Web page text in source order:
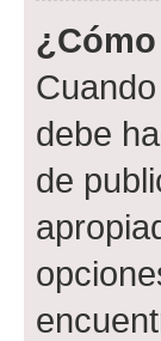
debe
de